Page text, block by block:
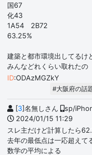
国67
化43
1A54 2B72
63.25%
建築と都市環境出してるけ
みんなどれくらい取れたの
ID:ODAzMGZkY
#大阪府の話
[3]名無しさん
sp/
2024/01/15 11:29
スレ主だけど計算したら
去年の最低点は一応超えて
数学の平均による